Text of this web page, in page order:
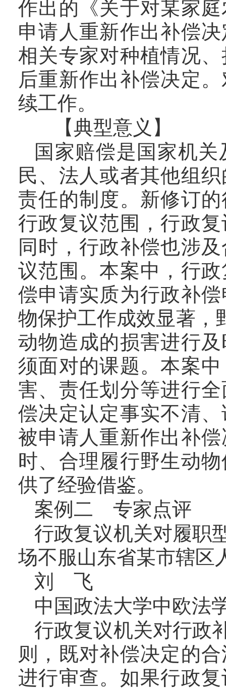
作出的《关于对某家
申请人重新作出补偿
相关专家对种植情况
后重新作出补偿决定
续工作。
【典型意义】
国家赔偿是国家机
民、法人或者其他组
责任的制度。新修订
行政复议范围，行政
同时，行政补偿也涉
议范围。本案中，行
偿申请实质为行政补
物保护工作成效显著，
动物造成的损害进行
须面对的课题。本案
害、责任划分等进行
偿决定认定事实不清
被申请人重新作出补
时、合理履行野生动
供了经验借鉴。
案例二 专家点评
行政复议机关对履
场不服山东省某市辖区
刘 飞
中国政法大学中欧法
行政复议机关对行政
则，既对补偿决定的
进行审查。如果行政